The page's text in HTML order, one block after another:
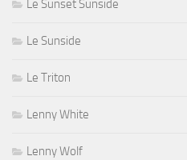
Le Sunset Sunside
Le Sunside
Le Triton
Lenny White
Lenny Wolf